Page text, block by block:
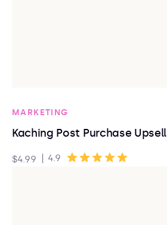
MARKETING
Kaching Post Purchase Upsell
$4.99 4.9